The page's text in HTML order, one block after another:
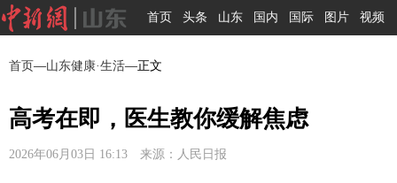
首页 头条 山东 国内 国际 图片 视频
首页—山东健康·生活—正文
高考在即，医生教你缓解焦虑
2026年06月03日 16:13 来源：人民日报